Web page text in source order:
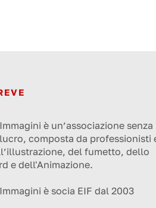
è un’associazione senza
composta da professionisti
del fumetto, dello
e dell'Animazione.
è socia EIF dal 2003